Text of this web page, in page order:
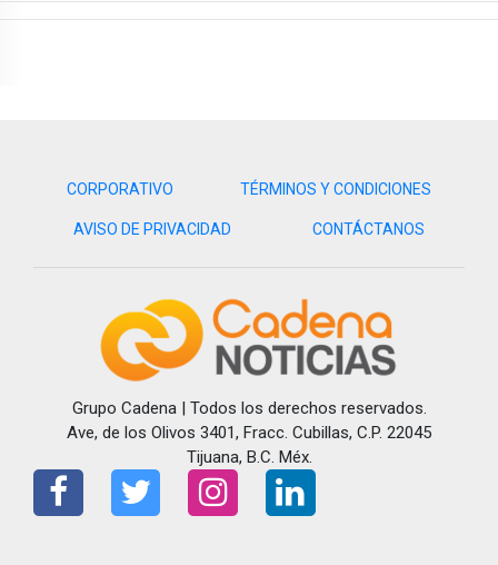
CORPORATIVO TÉRMINOS Y CONDICIONES
AVISO DE PRIVACIDAD CONTÁCTANOS
Grupo Cadena | Todos los derechos reservados.
Ave, de los Olivos 3401, Fracc. Cubillas, C.P. 22045
Tijuana, B.C. Méx.